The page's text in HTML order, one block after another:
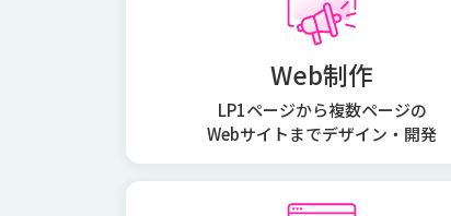
Web制作
LP1ページから複数ページの
Webサイトまでデザイン・開発